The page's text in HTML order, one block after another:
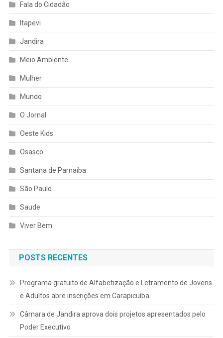
Fala do Cidadão
Itapevi
Jandira
Meio Ambiente
Mulher
Mundo
O Jornal
Oeste Kids
Osasco
Santana de Parnaíba
São Paulo
Saude
Viver Bem
POSTS RECENTES
Programa gratuito de Alfabetização e Letramento de Jovens
e Adultos abre inscrições em Carapicuíba
Câmara de Jandira aprova dois projetos apresentados pelo
Poder Executivo